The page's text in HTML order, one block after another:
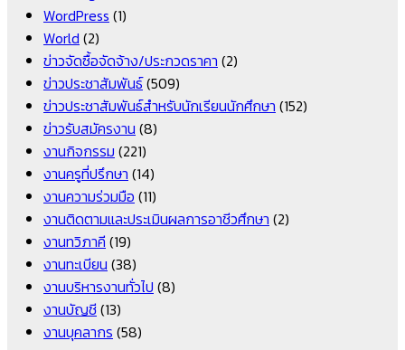
WordPress (1)
World (2)
ข่าวจัดซื้อจัดจ้าง/ประกวดราคา (2)
ข่าวประชาสัมพันธ์(509)
ข่าวประชาสัมพันธ์สำหรับนักเรียนนักศึกษา (152)
ข่าวรับสมัครงาน (8)
งานกิจกรรม (221)
งานครูที่ปรึกษา (14)
งานความร่วมมือ (11)
งานติดตามและประเมินผลการอาชีวศึกษา (2)
งานทวิภาคี (19)
งานทะเบียน (38)
งานบริหารงานทั่วไป (8)
งานบัญชี(13)
งานบุคลากร (58)